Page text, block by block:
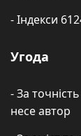
- Індекси
Угода
- За
несе автор